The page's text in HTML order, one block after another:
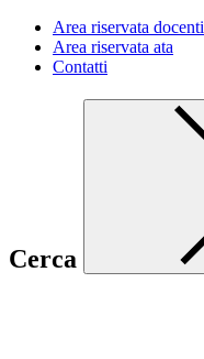
Area riservata docenti
Area riservata ata
Contatti
Cerca